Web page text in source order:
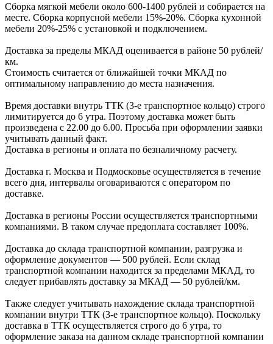
Сборка мягкой мебели около 600-1400 рублей и собирается на
месте. Сборка корпусной мебели 15%-20%. Сборка кухонной
мебели 20%-25% с установкой и подключением.
Доставка за пределы МКАД оценивается в районе 50 рублей/
км.
Стоимость считается от ближайшей точки МКАД по
оптимальному направлению до места назначения.
Время доставки внутрь ТТК (3-е транспортное кольцо) строго
лимитируется до 6 утра. Поэтому доставка может быть
произведена с 22.00 до 6.00. Просьба при оформлении заявки
учитывать данный факт.
Доставка в регионы и оплата по безналичному расчету.
Доставка г. Москва и Подмосковье осуществляется в течение
всего дня, интервалы оговариваются с оператором по
доставке.
Доcтавка в регионы России осуществляется транспортными
компаниями. В таком случае предоплата составляет 100%.
Доставка до склада транспортной компании, разгрузка и
оформление документов — 500 рублей. Если склад
транспортной компании находится за пределами МКАД, то
следует прибавлять доставку за МКАД — 50 рублей/км.
Также следует учитывать нахождение склада транспортной
компании внутри ТТК (3-е транспортное кольцо). Поскольку
доставка в ТТК осуществляется строго до 6 утра, то
оформление заказа на данном складе транспортной компании